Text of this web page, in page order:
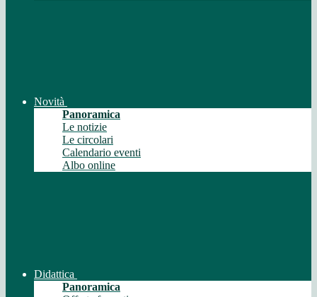
Novità
Panoramica
Le notizie
Le circolari
Calendario eventi
Albo online
Didattica
Panoramica